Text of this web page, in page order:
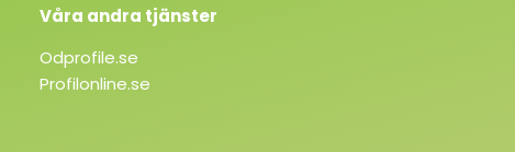
Våra andra tjänster
Odprofile.se
Profilonline.se